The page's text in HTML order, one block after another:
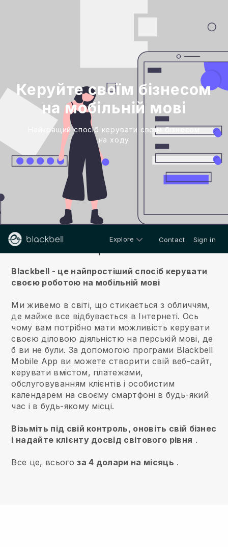
Керуйте своїм бізнесом
на мобільній мові
Найкращий спосіб керувати своїм бізнесом
на ходу
Explore Contact Sign in
Blackbell - це найпростіший спосіб керувати
своєю роботою на мобільній мові
Ми живемо в світі, що стикається з обличчям,
де майже все відбувається в Інтернеті. Ось
чому вам потрібно мати можливість керувати
своєю діловою діяльністю на перській мові, де
б ви не були. За допомогою програми Blackbell
Mobile App ви можете створити свій веб-сайт,
керувати вмістом, платежами,
обслуговуванням клієнтів і особистим
календарем на своєму смартфоні в будь-який
час і в будь-якому місці.
Візьміть під свій контроль, оновіть свій бізнес
і надайте клієнту досвід світового рівня .
Все це, всьогоза 4 долари на місяць .